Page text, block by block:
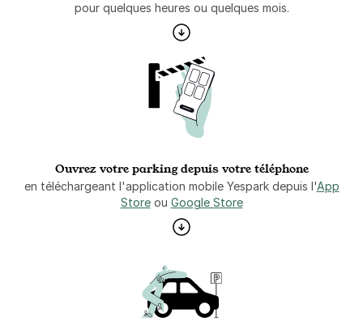
pour quelques heures ou quelques mois.
Ouvrez votre parking depuis votre téléphone
en téléchargeant l'application mobile Yespark depuis l'App
Storeou Google Store